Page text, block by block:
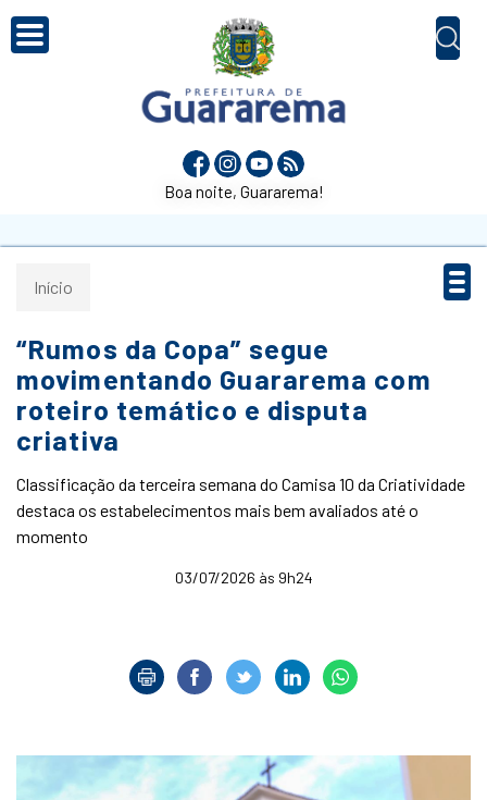
Boa noite, Guararema!
Início
“Rumos da Copa” segue
movimentando Guararema com
roteiro temático e disputa
criativa
Classificação da terceira semana do Camisa 10 da Criatividade
destaca os estabelecimentos mais bem avaliados até o
momento
03/07/2026 às 9h24